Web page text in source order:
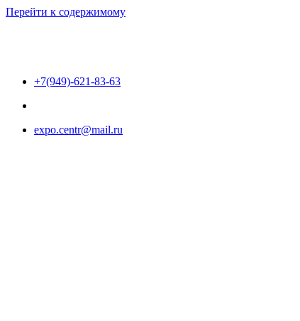
Перейти к содержимому
+7(949)-621-83-63
expo.centr@mail.ru